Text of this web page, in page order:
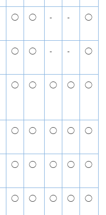
◯ ◯ - - ◯
◯ ◯ - - ◯
◯ ◯ ◯ ◯ ◯
◯ ◯ ◯ ◯ ◯
◯ ◯ ◯ ◯ ◯
◯ ◯ ◯ ◯ ◯